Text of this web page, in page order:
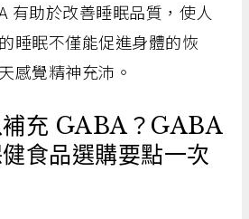
有助於改善睡眠品質，使人
睡眠不僅能促進身體的恢
感覺精神充沛。
補充 GABA？GABA
食品選購要點一次